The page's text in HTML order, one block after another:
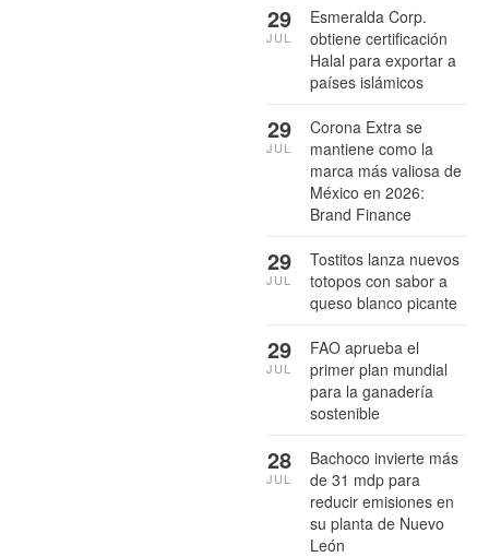
Esmeralda Corp.
obtiene certificación
Halal para exportar a
países islámicos
29
JUL
Corona Extra se
mantiene como la
marca más valiosa de
México en 2026:
Brand Finance
29
JUL
Tostitos lanza nuevos
totopos con sabor a
queso blanco picante
29
JUL
FAO aprueba el
primer plan mundial
para la ganadería
sostenible
29
JUL
Bachoco invierte más
de 31 mdp para
reducir emisiones en
su planta de Nuevo
León
28
JUL